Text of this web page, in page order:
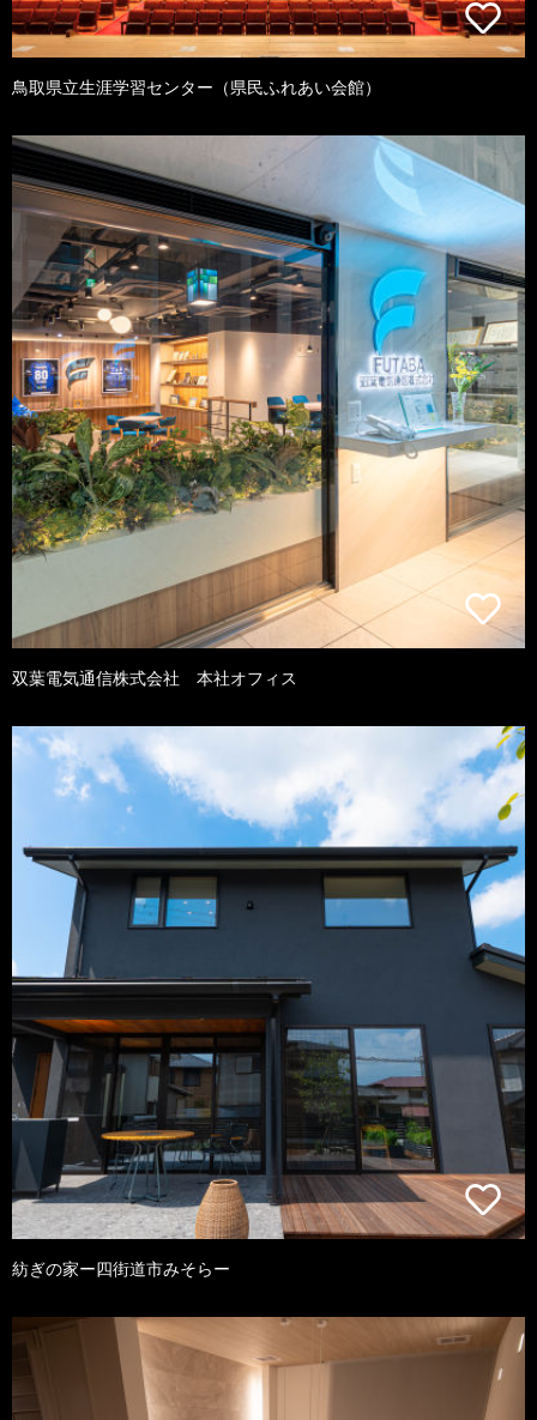
鳥取県立生涯学習センター（県民ふれあい会館）
双葉電気通信株式会社 本社オフィス
紡ぎの家ー四街道市みそらー